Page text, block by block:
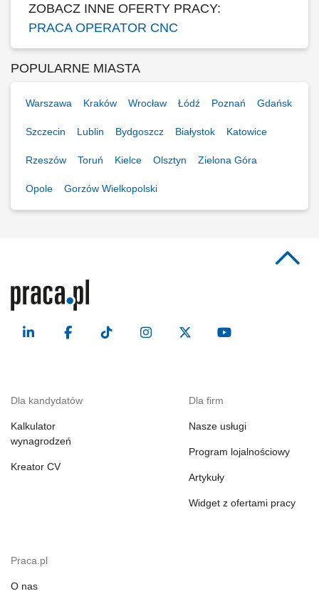
ZOBACZ INNE OFERTY PRACY:
PRACA OPERATOR CNC
POPULARNE MIASTA
Warszawa Kraków Wrocław Łódź Poznań Gdańsk
Szczecin Lublin Bydgoszcz Białystok Katowice
Rzeszów Toruń Kielce Olsztyn Zielona Góra
Opole Gorzów Wielkopolski
Dla kandydatów
Kalkulator
wynagrodzeń
Kreator CV
Dla firm
Nasze usługi
Program lojalnościowy
Artykuły
Widget z ofertami pracy
Praca.pl
O nas